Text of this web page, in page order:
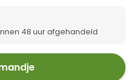
48 uur afgehandeld